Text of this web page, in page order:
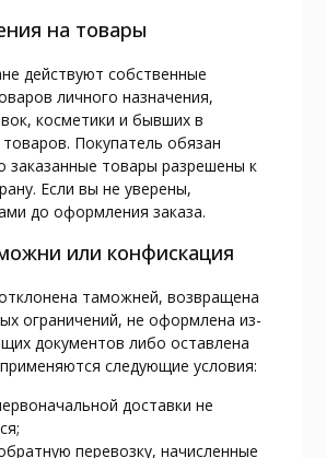
на товары
действуют собственные
личного назначения,
косметики и бывших в
Покупатель обязан
заказанные товары разрешены к
Если вы не уверены,
до оформления заказа.
или конфискация
таможней, возвращена
ограничений, не оформлена из-
документов либо оставлена
следующие условия:
доставки не
перевозку, начисленные